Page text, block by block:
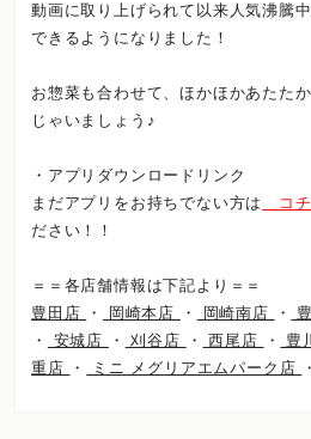
動画に取り上げられて以来人気沸騰
できるようになりました！
お惣菜も合わせて、ほかほかあたた
じゃいましょう♪
・アプリダウンロードリンク
まだアプリをお持ちでない方は
コチ
ださい！！
＝＝各店舗情報は下記より＝＝
豊田店
・ 岡崎本店 ・ 岡崎南店 ・
・
安城店 ・ 刈谷店 ・ 西尾店 ・ 豊
重店
・ ミニ メグリアエムパーク店 ・